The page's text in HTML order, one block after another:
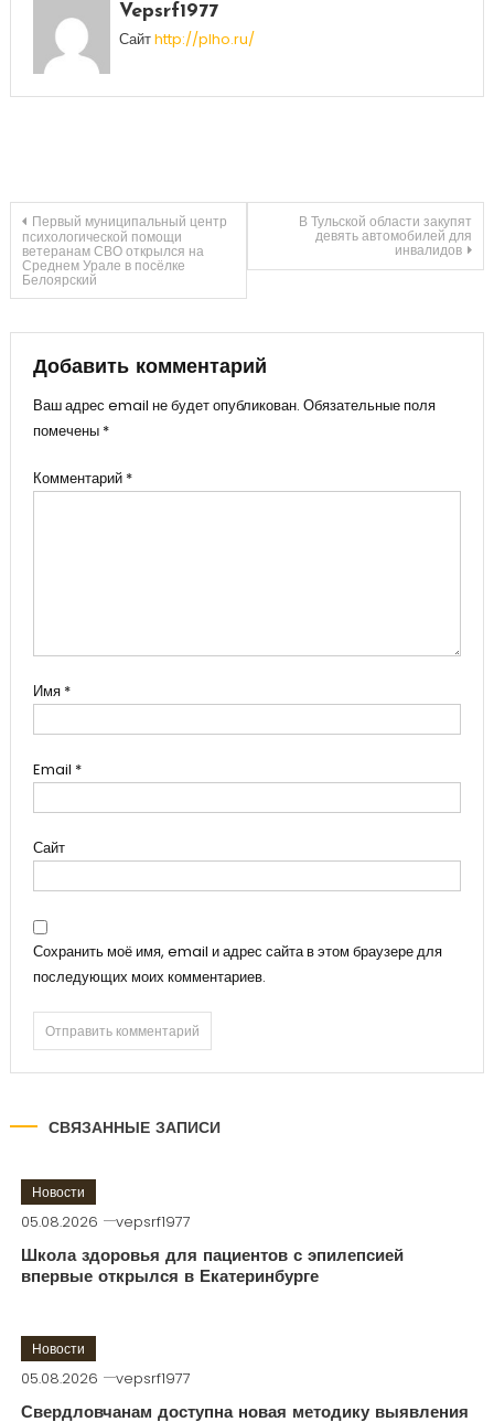
Vepsrf1977
Сайтhttp://plho.ru/
Навигация
по
записям
Первый муниципальный центр
психологической помощи
ветеранам СВО открылся на
Среднем Урале в посёлке
Белоярский
В Тульской области закупят
девять автомобилей для
инвалидов
Добавить комментарий
Ваш адрес email не будет опубликован. Обязательные поля
помечены *
Комментарий *
Имя *
Email *
Сайт
Сохранить моё имя, email и адрес сайта в этом браузере для
последующих моих комментариев.
СВЯЗАННЫЕ ЗАПИСИ
Новости
05.08.2026 vepsrf1977
Школа здоровья для пациентов с эпилепсией
впервые открылся в Екатеринбурге
Новости
05.08.2026 vepsrf1977
Свердловчанам доступна новая методику выявления